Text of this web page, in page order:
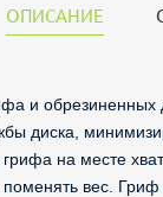
ОПИСАНИЕ
и
диска,
на месте
вес.